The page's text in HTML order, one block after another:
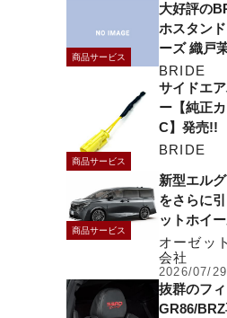
商品サービス
大好評の
ホスタン
ーズ 織戸
BRIDE
商品サービス
サイドエ
ー【純正
C】発売!!
BRIDE
商品サービス
新型エル
をさらに
ットホイ
オーゼッ
会社
2026/07/29
抜群のフ
GR86/